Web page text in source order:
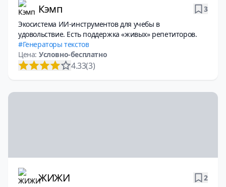
Кэмп
3
Экосистема ИИ-инструментов для учебы в
удовольствие. Есть поддержка «живых» репетиторов.
Генераторы текстов
Цена: Условно-бесплатно
4.33(3)
ЖИЖИ
2